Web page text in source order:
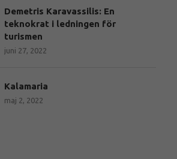
Demetris Karavassilis: En
teknokrat i ledningen för
turismen
juni 27, 2022
Kalamaria
maj 2, 2022